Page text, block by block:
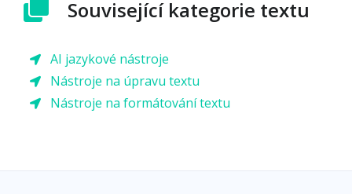
Související kategorie textu
AI jazykové nástroje
Nástroje na úpravu textu
Nástroje na formátování textu